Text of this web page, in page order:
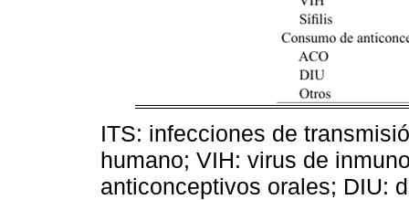
ITS: infecciones de
humano; VIH: virus de
anticonceptivos orales; DIU: